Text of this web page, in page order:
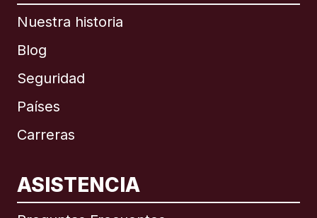
Nuestra historia
Blog
Seguridad
Países
Carreras
ASISTENCIA
Internacional English